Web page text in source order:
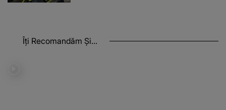
Îți Recomandăm Și...